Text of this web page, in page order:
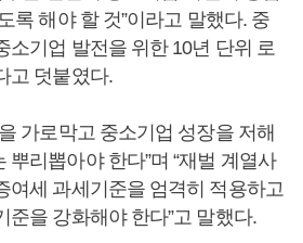
록 해야 할 것”이라고 말했다. 중
소기업 발전을 위한 10년 단위 로
고 덧붙였다.
가로막고 중소기업 성장을 저해
리뽑아야 한다”며 “재벌 계열사
여세 과세기준을 엄격히 적용하고
준을 강화해야 한다”고 말했다.